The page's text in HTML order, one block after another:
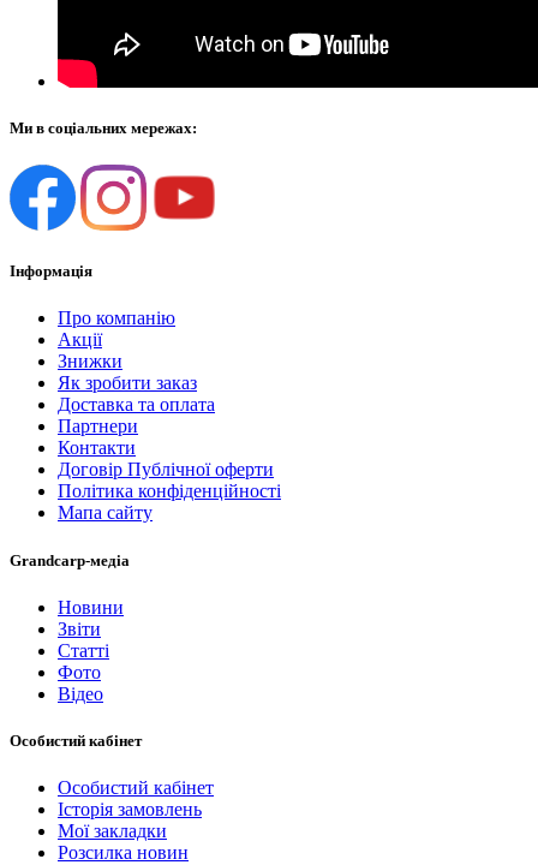
Ми в соціальних мережах:
Інформація
Про компанію
Акції
Знижки
Як зробити заказ
Доставка та оплата
Партнери
Контакти
Договір Публічної оферти
Політика конфіденційності
Мапа сайту
Grandcarp-медіа
Новини
Звіти
Статті
Фото
Відео
Особистий кабінет
Особистий кабінет
Історія замовлень
Мої закладки
Розсилка новин